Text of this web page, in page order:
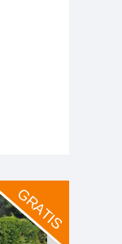
GRATIS